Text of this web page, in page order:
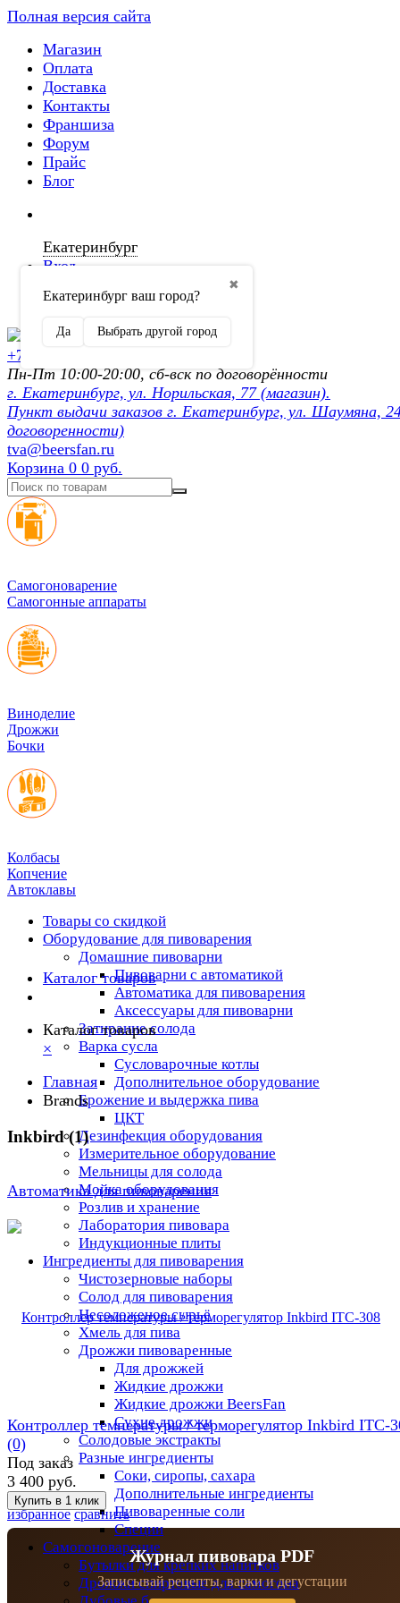
Полная версия сайта
Магазин
Оплата
Доставка
Контакты
Франшиза
Форум
Прайс
Блог
Екатеринбург
✖
Екатеринбург ваш город?
Да Выбрать другой город
Вход
Регистрация
+7 (902) 872-54-70
Пн-Пт 10:00-20:00, сб-вск по договорённости
г. Екатеринбург, ул. Норильская, 77 (магазин).
Пункт выдачи заказов г. Екатеринбург, ул. Шаумяна,
договоренности)
tva@beersfan.ru
Корзина 0 0 руб.
Cамогоноварение
Самогонные аппараты
Виноделие
Дрожжи
Бочки
Колбасы
Копчение
Автоклавы
Товары со скидкой
Оборудование для пивоварения
Домашние пивоварни
Пивоварни с автоматикой
Автоматика для пивоварения
Аксессуары для пивоварни
Затирание солода
Варка сусла
Cусловарочные котлы
Дополнительное оборудование
Брожение и выдержка пива
ЦКТ
Дезинфекция оборудования
Измерительное оборудование
Мельницы для солода
Мойка оборудования
Розлив и хранение
Лаборатория пивовара
Индукционные плиты
Ингредиенты для пивоварения
Чистозерновые наборы
Солод для пивоварения
Несоложеное сырьё
Хмель для пива
Дрожжи пивоваренные
Для дрожжей
Жидкие дрожжи
Жидкие дрожжи BeersFan
Сухие дрожжи
Солодовые экстракты
Разные ингредиенты
Соки, сиропы, сахара
Дополнительные ингредиенты
Пивоваренные соли
Специи
Самогоноварение
Бутылки для крепких напитков
Дрожжи спиртовые для самогона
Каталог товаров
Каталог товаров
×
Главная
Brands
Inkbird (1)
Автоматика для пивоварения
избранное сравнить
Контроллер температуры / терморегулятор Inkbird ITC-
(0)
Под заказ
3 400 руб.
Журнал пивовара PDF
Записывай рецепты, варки и дегустации